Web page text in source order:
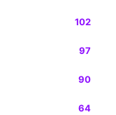
102
97
90
64